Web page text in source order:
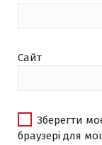
Сайт
Зберегти
браузері для